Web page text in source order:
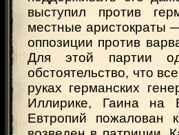
выступил против
местные аристократы
оппозиции против
Для этой партии
обстоятельство, что
руках германских
Иллирике, Гаина на
Евтропий